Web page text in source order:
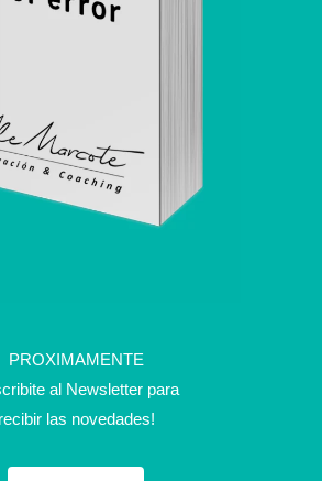
PROXIMAMENTE
al Newsletter para
recibir las novedades!